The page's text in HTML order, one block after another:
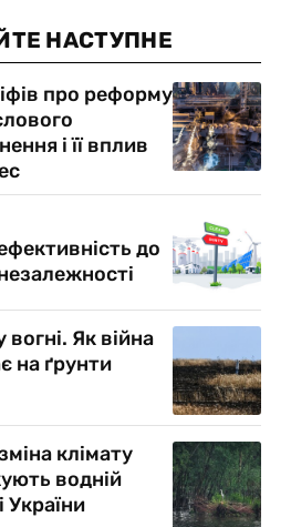
НАСТУПНЕ
про реформу
і її вплив
до
вогні. Як війна
на ґрунти
клімату
водній
України